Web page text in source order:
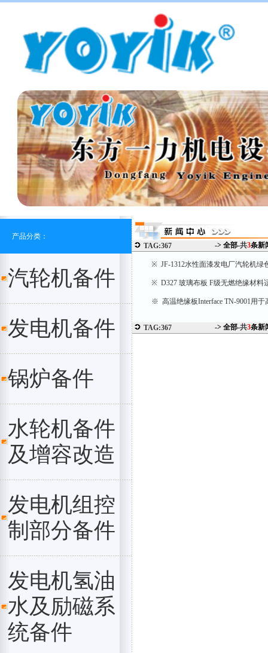
产品分类：
汽轮机备件
发电机备件
锅炉备件
水轮机备件
及增容改造
发电机组控
制部分备件
发电机氢油
水及励磁系
统备件
TAG:367 -> 全部-共3条新
※ JF-1312水性面漆发电厂汽轮机绿
※ D327 玻璃布板 F级无燃绝缘材料
※ 高温绝缘板Interface TN-9001用于
TAG:367 -> 全部-共3条新